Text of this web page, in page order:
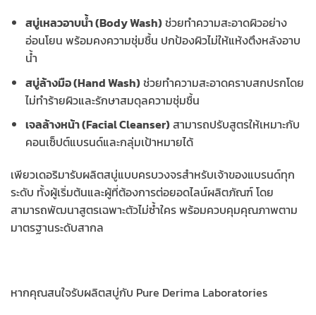
สบู่เหลวอาบน้ำ (Body Wash)ช่วยทำความสะอาดผิวอย่าง
อ่อนโยน พร้อมคงความชุ่มชื้น ปกป้องผิวไม่ให้แห้งตึงหลังอาบ
น้ำ
สบู่ล้างมือ (Hand Wash)ช่วยทำความสะอาดคราบสกปรกโดย
ไม่ทำร้ายผิวและรักษาสมดุลความชุ่มชื้น
เจลล้างหน้า (Facial Cleanser)สามารถปรับสูตรให้เหมาะกับ
คอนเซ็ปต์แบรนด์และกลุ่มเป้าหมายได้
เพียวเดอริมารับผลิตสบู่แบบครบวงจรสำหรับเจ้าของแบรนด์ทุก
ระดับ ทั้งผู้เริ่มต้นและผู้ที่ต้องการต่อยอดไลน์ผลิตภัณฑ์ โดย
สามารถพัฒนาสูตรเฉพาะตัวไม่ซ้ำใคร พร้อมควบคุมคุณภาพตาม
มาตรฐานระดับสากล
หากคุณสนใจรับผลิตสบู่กับ Pure Derima Laboratories